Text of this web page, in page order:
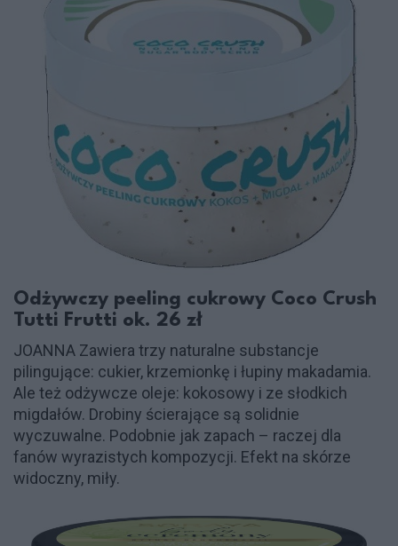
Odżywczy peeling cukrowy Coco Crush
Tutti Frutti ok. 26 zł
JOANNA Zawiera trzy naturalne substancje
pilingujące: cukier, krzemionkę i łupiny makadamia.
Ale też odżywcze oleje: kokosowy i ze słodkich
migdałów. Drobiny ścierające są solidnie
wyczuwalne. Podobnie jak zapach – raczej dla
fanów wyrazistych kompozycji. Efekt na skórze
widoczny, miły.